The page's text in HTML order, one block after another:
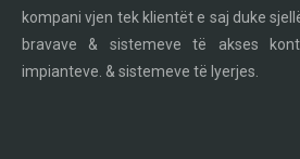
kompani vjen tek klientët e saj duke
bravave & sistemeve të akses
impianteve. & sistemeve të lyerjes.